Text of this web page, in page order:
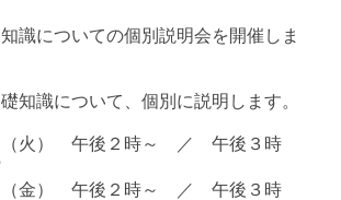
知識についての個別説明会を開催しま
識について、個別に説明します。
） 午後２時～ ／ 午後３時
） 午後２時～ ／ 午後３時